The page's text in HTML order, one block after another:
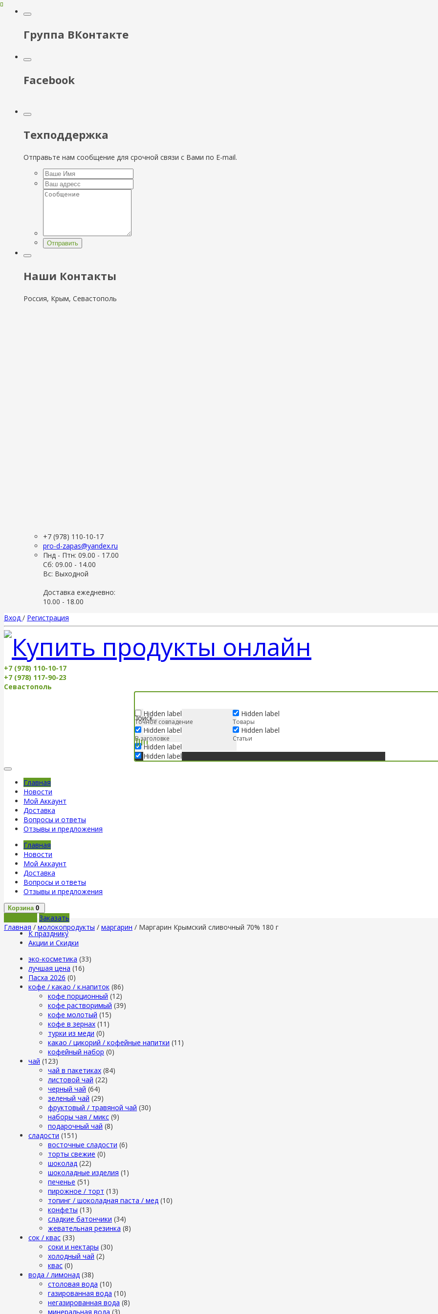
Группа ВКонтакте
Facebook
Техподдержка
Отправьте нам сообщение для срочной связи с Вами по E-mail.
Отправить
Наши Контакты
Россия, Крым, Севастополь
+7 (978) 110-10-17
pro-d-zapas@yandex.ru
Пнд - Птн: 09.00 - 17.00
Сб: 09.00 - 14.00
Вс: Выходной
Доставка ежедневно:
10.00 - 18.00
Вход / Регистрация
+7 (978) 110-10-17
+7 (978) 117-90-23
Севастополь
Hidden label
Точное совпадение
Hidden label
В заголовке
Hidden label
Hidden label
Hidden label
Товары
Hidden label
Статьи
Главная
Новости
Мой Аккаунт
Доставка
Вопросы и ответы
Отзывы и предложения
Главная
Новости
Мой Аккаунт
Доставка
Вопросы и ответы
Отзывы и предложения
Корзина 0
Заказать
Главная / молокопродукты / маргарин / Маргарин Крымский сливочный 70% 180 г
К празднику
Акции и Скидки
эко-косметика (33)
лучшая цена (16)
Пасха 2026 (0)
кофе / какао / к.напиток (86)
кофе порционный (12)
кофе растворимый (39)
кофе молотый (15)
кофе в зернах (11)
турки из меди (0)
какао / цикорий / кофейные напитки (11)
кофейный набор (0)
чай (123)
чай в пакетиках (84)
листовой чай (22)
черный чай (64)
зеленый чай (29)
фруктовый / травяной чай (30)
наборы чая / микс (9)
подарочный чай (8)
сладости (151)
восточные сладости (6)
торты свежие (0)
шоколад (22)
шоколадные изделия (1)
печенье (51)
пирожное / торт (13)
топинг / шоколадная паста / мед (10)
конфеты (13)
сладкие батончики (34)
жевательная резинка (8)
сок / квас (33)
соки и нектары (30)
холодный чай (2)
квас (0)
вода / лимонад (38)
столовая вода (10)
газированная вода (10)
негазированная вода (8)
минеральная вода (3)